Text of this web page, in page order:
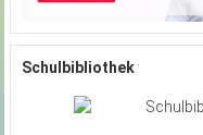
Schulbibliothek